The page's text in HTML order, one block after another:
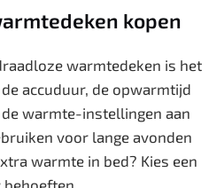
kopen
warmtedeken is het
accuduur, de opwarmtijd
warmte-instellingen aan
voor lange avonden
warmte in bed? Kies een